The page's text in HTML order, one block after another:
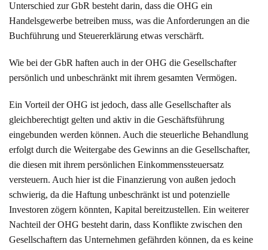
Unterschied zur GbR besteht darin, dass die OHG ein
Handelsgewerbe betreiben muss, was die Anforderungen an die
Buchführung und Steuererklärung etwas verschärft.
Wie bei der GbR haften auch in der OHG die Gesellschafter
persönlich und unbeschränkt mit ihrem gesamten Vermögen.
Ein Vorteil der OHG ist jedoch, dass alle Gesellschafter als
gleichberechtigt gelten und aktiv in die Geschäftsführung
eingebunden werden können. Auch die steuerliche Behandlung
erfolgt durch die Weitergabe des Gewinns an die Gesellschafter,
die diesen mit ihrem persönlichen Einkommenssteuersatz
versteuern. Auch hier ist die Finanzierung von außen jedoch
schwierig, da die Haftung unbeschränkt ist und potenzielle
Investoren zögern könnten, Kapital bereitzustellen. Ein weiterer
Nachteil der OHG besteht darin, dass Konflikte zwischen den
Gesellschaftern das Unternehmen gefährden können, da es keine